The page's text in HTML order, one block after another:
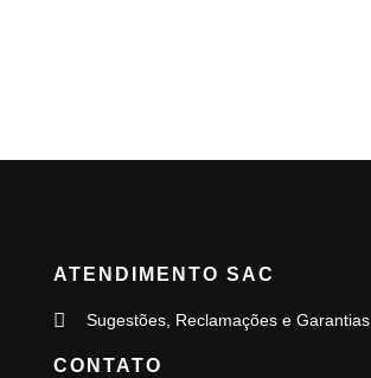
ATENDIMENTO SAC
Sugestões, Reclamações e Garantias
CONTATO